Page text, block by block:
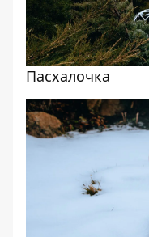
Пасхалочка